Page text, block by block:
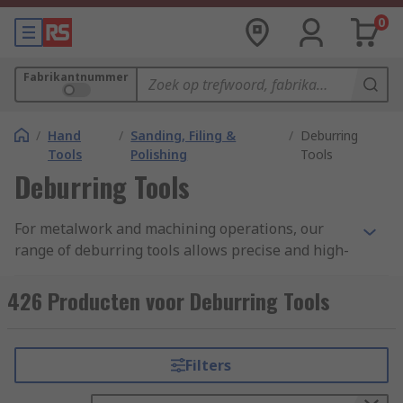
0
Fabrikantnummer
/ Hand
Tools
/ Sanding, Filing &
Polishing
/ Deburring
Tools
Deburring Tools
For metalwork and machining operations, our
range of deburring tools allows precise and high-
the deburring tools allow you to follow shapes
and contours with confidence and ease,
Whether you're dealing with wood, plastic or
metal, the RS range of deburring tools feature a
426 Producten voor Deburring Tools
Filters